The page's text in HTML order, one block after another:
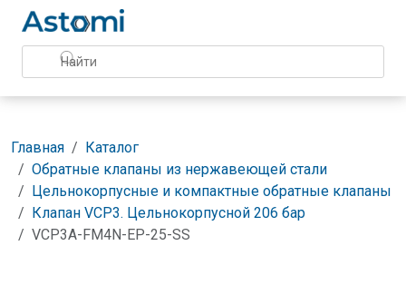
Главная
Каталог
Обратные клапаны из нержавеющей стали
Цельнокорпусные и компактные обратные клапаны
Клапан VCP3. Цельнокорпусной 206 бар
VCP3A-FM4N-EP-25-SS